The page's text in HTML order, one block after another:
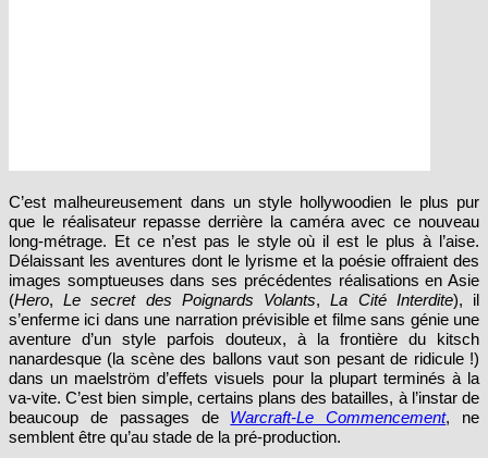
C’est malheureusement dans un style hollywoodien le plus pur
que le réalisateur repasse derrière la caméra avec ce nouveau
long-métrage. Et ce n’est pas le style où il est le plus à l’aise.
Délaissant les aventures dont le lyrisme et la poésie offraient des
images somptueuses dans ses précédentes réalisations en Asie
(Hero Le secret des Poignards Volants La Cité Interdite), il
s’enferme ici dans une narration prévisible et filme sans génie une
aventure d’un style parfois douteux, à la frontière du kitsch
nanardesque (la scène des ballons vaut son pesant de ridicule !)
dans un maelström d’effets visuels pour la plupart terminés à la
va-vite. C’est bien simple, certains plans des batailles, à l’instar de
beaucoup de passages de Warcraft-Le Commencement, ne
semblent être qu’au stade de la pré-production.